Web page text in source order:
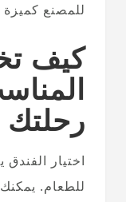
للمصنع كميزة
كيف
رحلتك
اختيار الفندق
للطعام.